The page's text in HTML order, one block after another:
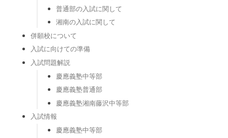
普通部の入試に関して
湘南の入試に関して
併願校について
入試に向けての準備
入試問題解説
慶應義塾中等部
慶應義塾普通部
慶應義塾湘南藤沢中等部
入試情報
慶應義塾中等部